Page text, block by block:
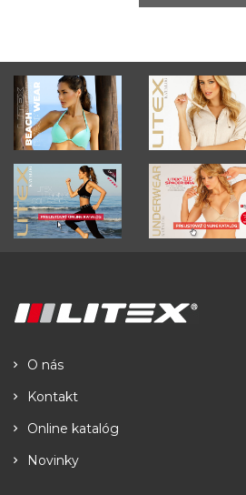
O nás
Kontakt
Online katalóg
Novinky